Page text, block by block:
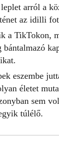
arról a
az idilli
a TikTokon,
bántalmazó
eszembe
életet
sem
túlélő.